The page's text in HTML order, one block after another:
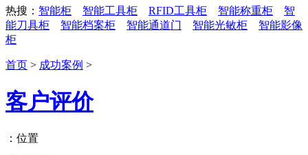
热搜： 智能柜 智能工具柜 RFID工具柜 智能称重柜
智
能刀具柜
智能档案柜 智能通道门 智能光敏柜
智能影像
柜
首页 > 成功案例 >
客户评价
：位置